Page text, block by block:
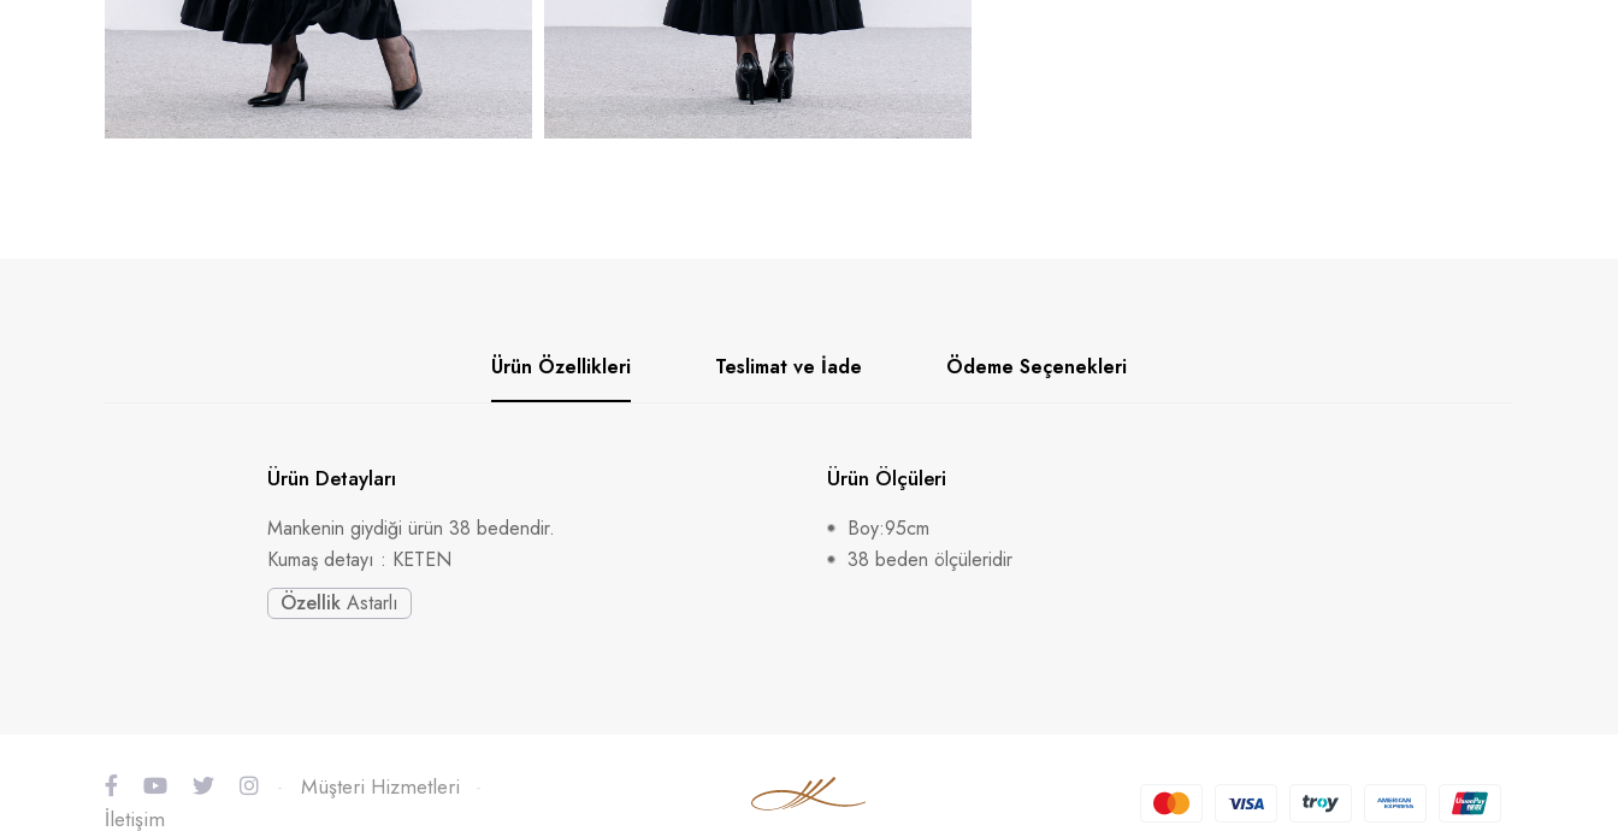
Ürün Özellikleri Teslimat ve İade Ödeme Seçenekleri
Ürün Detayları
Mankenin giydiği ürün 38 bedendir.
Kumaş detayı : KETEN
Özellik Astarlı
Ürün Ölçüleri
Boy:95cm
38 beden ölçüleridir
- Müşteri Hizmetleri
-
İletişim